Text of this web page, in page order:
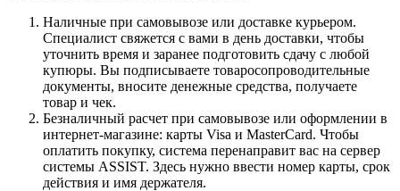
Наличные при самовывозе или доставке курьером.
Специалист свяжется с вами в день доставки, чтобы
уточнить время и заранее подготовить сдачу с любой
купюры. Вы подписываете товаросопроводительные
документы, вносите денежные средства, получаете
товар и чек.
Безналичный расчет при самовывозе или оформлении в
интернет-магазине: карты Visa и MasterCard. Чтобы
оплатить покупку, система перенаправит вас на сервер
системы ASSIST. Здесь нужно ввести номер карты, срок
действия и имя держателя.